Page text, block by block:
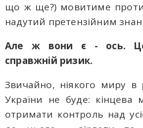
що ж ще?) мовитиме
надутий претензійним
Але ж вони є - ось. Це
справжній ризик.
Звичайно, ніякого миpу в
України не буде: кінцева
отримати контроль над